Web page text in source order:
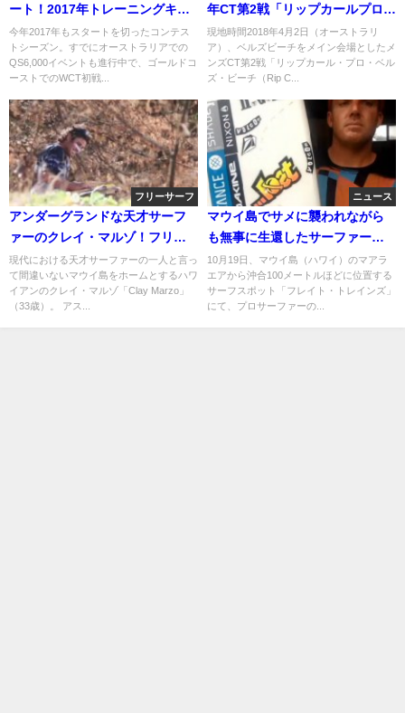
ート！2017年トレーニングキャ
ンプ＠ゴールドコースト
今年2017年もスタートを切ったコンテス
トシーズン。すでにオーストラリアでの
QS6,000イベントも進行中で、ゴールドコ
ーストでのWCT初戦...
年CT第2戦「リップカールプロ」
四日目
現地時間2018年4月2日（オーストラリ
ア）、ベルズビーチをメイン会場としたメ
ンズCT第2戦「リップカール・プロ・ベル
ズ・ビーチ（Rip C...
フリーサーフ
アンダーグランドな天才サーフ
ァーのクレイ・マルゾ！フリー
サーフィン動画
現代における天才サーファーの一人と言っ
て間違いないマウイ島をホームとするハワ
イアンのクレイ・マルゾ「Clay Marzo」
（33歳）。 アス...
ニュース
マウイ島でサメに襲われながら
も無事に生還したサーファーの
武器とは！？
10月19日、マウイ島（ハワイ）のマアラ
エアから沖合100メートルほどに位置する
サーフスポット「フレイト・トレインズ」
にて、プロサーファーの...